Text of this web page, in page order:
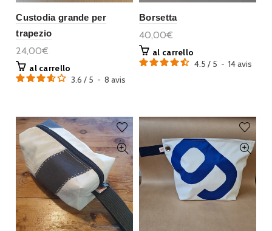
Custodia grande per
trapezio
24,00€
al carrello
3.6 / 5 - 8avis
Borsetta
40,00€
al carrello
4.5 / 5 - 14avis